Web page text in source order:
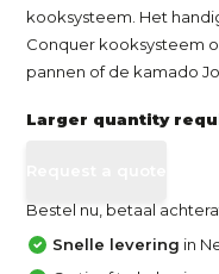
kooksysteem. Het
Conquer kooksysteem
pannen of de kamado
Larger quantity
Bestel nu, betaal
Snelle levering in